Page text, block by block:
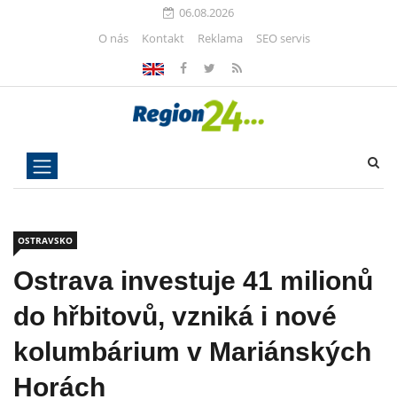
06.08.2026
O nás
Kontakt Reklama SEO servis
OSTRAVSKO
Ostrava investuje 41 milionů
do hřbitovů, vzniká i nové
kolumbárium v Mariánských
Horách